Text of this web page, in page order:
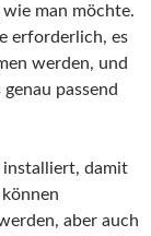
man möchte.
erforderlich, es
werden, und
passend
installiert, damit
aber auch